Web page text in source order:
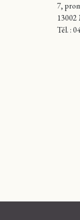
7,
13002
Tél. :